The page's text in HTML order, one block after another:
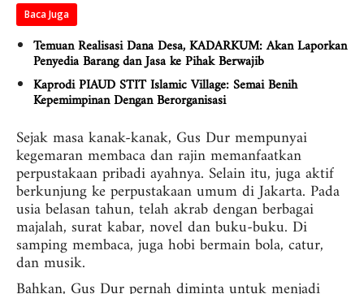
Baca Juga
Temuan Realisasi Dana Desa, KADARKUM: Akan Laporkan
Penyedia Barang dan Jasa ke Pihak Berwajib
Kaprodi PIAUD STIT Islamic Village: Semai Benih
Kepemimpinan Dengan Berorganisasi
Sejak masa kanak-kanak, Gus Dur mempunyai
kegemaran membaca dan rajin memanfaatkan
perpustakaan pribadi ayahnya. Selain itu, juga aktif
berkunjung ke perpustakaan umum di Jakarta. Pada
usia belasan tahun, telah akrab dengan berbagai
majalah, surat kabar, novel dan buku-buku. Di
samping membaca, juga hobi bermain bola, catur,
dan musik.